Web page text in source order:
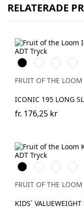
RELATERADE
BlackWhiteRed
Blue
FRUIT OF THE LOOM
ICONIC 195 LONG
fr. 176,25 kr
BlackWhiteRed
Blue
FRUIT OF THE LOOM
KIDS´